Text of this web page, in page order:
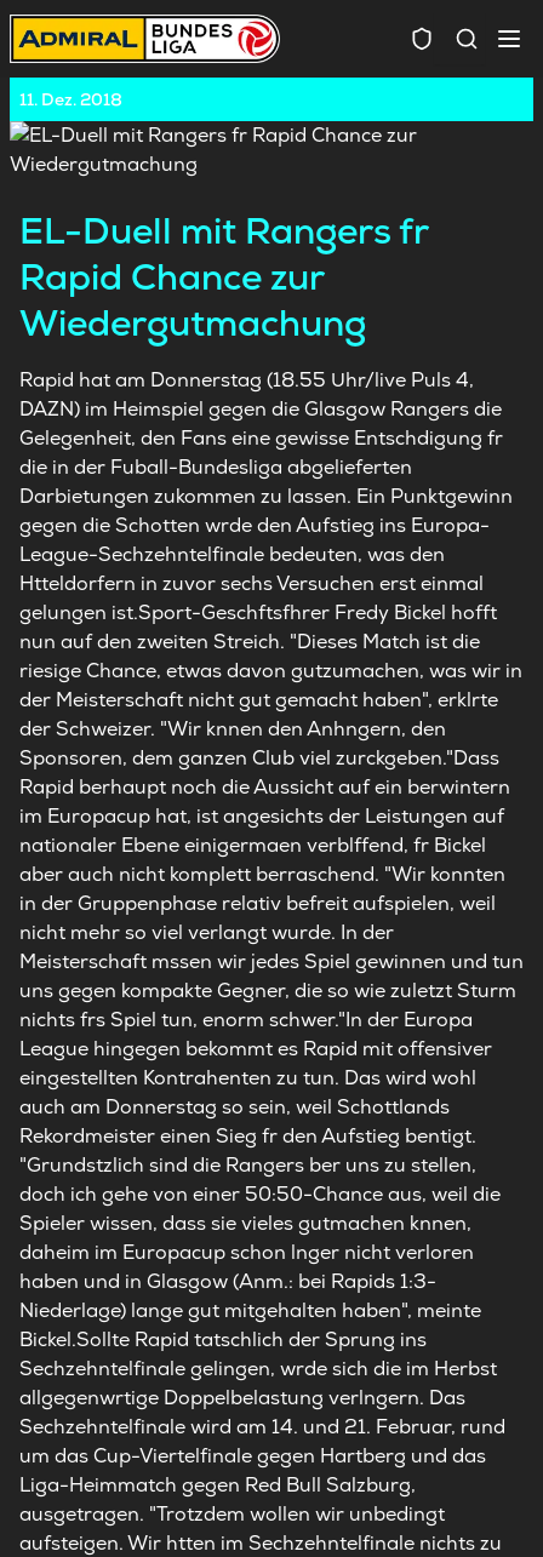
11. Dez. 2018
EL-Duell mit Rangers fr
Rapid Chance zur
Wiedergutmachung
Rapid hat am Donnerstag (18.55 Uhr/live Puls 4,
DAZN) im Heimspiel gegen die Glasgow Rangers die
Gelegenheit, den Fans eine gewisse Entschdigung fr
die in der Fuball-Bundesliga abgelieferten
Darbietungen zukommen zu lassen. Ein Punktgewinn
gegen die Schotten wrde den Aufstieg ins Europa-
League-Sechzehntelfinale bedeuten, was den
Htteldorfern in zuvor sechs Versuchen erst einmal
gelungen ist.Sport-Geschftsfhrer Fredy Bickel hofft
nun auf den zweiten Streich. "Dieses Match ist die
riesige Chance, etwas davon gutzumachen, was wir in
der Meisterschaft nicht gut gemacht haben", erklrte
der Schweizer. "Wir knnen den Anhngern, den
Sponsoren, dem ganzen Club viel zurckgeben."Dass
Rapid berhaupt noch die Aussicht auf ein berwintern
im Europacup hat, ist angesichts der Leistungen auf
nationaler Ebene einigermaen verblffend, fr Bickel
aber auch nicht komplett berraschend. "Wir konnten
in der Gruppenphase relativ befreit aufspielen, weil
nicht mehr so viel verlangt wurde. In der
Meisterschaft mssen wir jedes Spiel gewinnen und tun
uns gegen kompakte Gegner, die so wie zuletzt Sturm
nichts frs Spiel tun, enorm schwer."In der Europa
League hingegen bekommt es Rapid mit offensiver
eingestellten Kontrahenten zu tun. Das wird wohl
auch am Donnerstag so sein, weil Schottlands
Rekordmeister einen Sieg fr den Aufstieg bentigt.
"Grundstzlich sind die Rangers ber uns zu stellen,
doch ich gehe von einer 50:50-Chance aus, weil die
Spieler wissen, dass sie vieles gutmachen knnen,
daheim im Europacup schon lnger nicht verloren
haben und in Glasgow (Anm.: bei Rapids 1:3-
Niederlage) lange gut mitgehalten haben", meinte
Bickel.Sollte Rapid tatschlich der Sprung ins
Sechzehntelfinale gelingen, wrde sich die im Herbst
allgegenwrtige Doppelbelastung verlngern. Das
Sechzehntelfinale wird am 14. und 21. Februar, rund
um das Cup-Viertelfinale gegen Hartberg und das
Liga-Heimmatch gegen Red Bull Salzburg,
ausgetragen. "Trotzdem wollen wir unbedingt
aufsteigen. Wir htten im Sechzehntelfinale nichts zu